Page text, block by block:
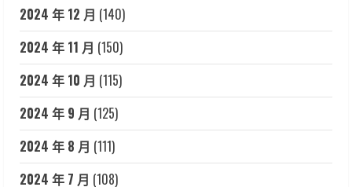
2024 年 12 月 (140)
2024 年 11 月 (150)
2024 年 10 月 (115)
2024 年 9 月 (125)
2024 年 8 月 (111)
2024 年 7 月 (108)